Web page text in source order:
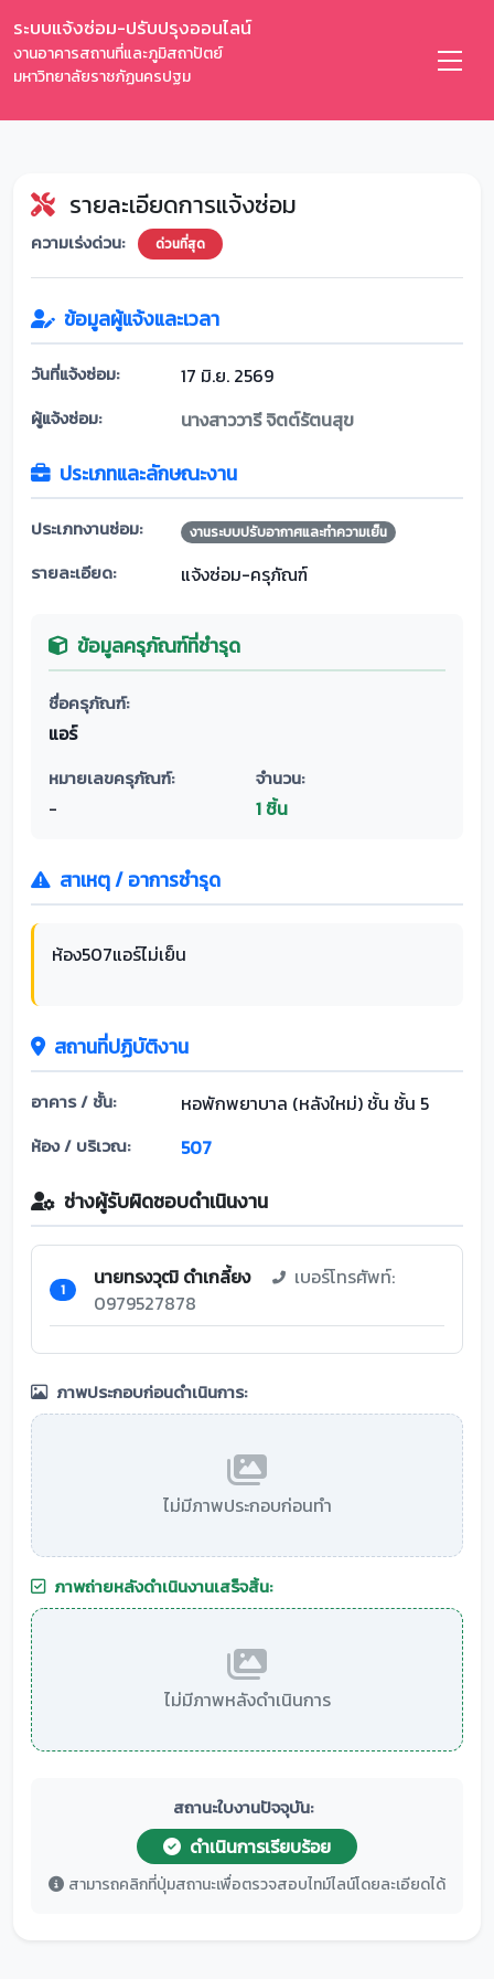
ระบบแจ้งซ่อม-ปรับปรุงออนไลน์
งานอาคารสถานที่และภูมิสถาปัตย์
มหาวิทยาลัยราชภัฏนครปฐม
รายละเอียดการแจ้งซ่อม
ความเร่งด่วน: ด่วนที่สุด
ข้อมูลผู้แจ้งและเวลา
วันที่แจ้งซ่อม: 17 มิ.ย. 2569
ผู้แจ้งซ่อม: นางสาววารี จิตต์รัตนสุข
ประเภทและลักษณะงาน
ประเภทงานซ่อม: งานระบบปรับอากาศและทำความเย็น
รายละเอียด: แจ้งซ่อม-ครุภัณฑ์
ข้อมูลครุภัณฑ์ที่ชำรุด
ชื่อครุภัณฑ์:
แอร์
หมายเลขครุภัณฑ์:
-
จำนวน:
1 ชิ้น
สาเหตุ / อาการชำรุด
ห้อง507แอร์ไม่เย็น
สถานที่ปฏิบัติงาน
อาคาร / ชั้น: หอพักพยาบาล (หลังใหม่) ชั้น ชั้น 5
ห้อง / บริเวณ: 507
ช่างผู้รับผิดชอบดำเนินงาน
1 นายทรงวุฒิ ดำเกลี้ยง
เบอร์โทรศัพท์:
0979527878
ภาพประกอบก่อนดำเนินการ:
ไม่มีภาพประกอบก่อนทำ
ภาพถ่ายหลังดำเนินงานเสร็จสิ้น:
ไม่มีภาพหลังดำเนินการ
สถานะใบงานปัจจุบัน:
ดำเนินการเรียบร้อย
สามารถคลิกที่ปุ่มสถานะเพื่อตรวจสอบไทม์ไลน์โดยละเอียดได้